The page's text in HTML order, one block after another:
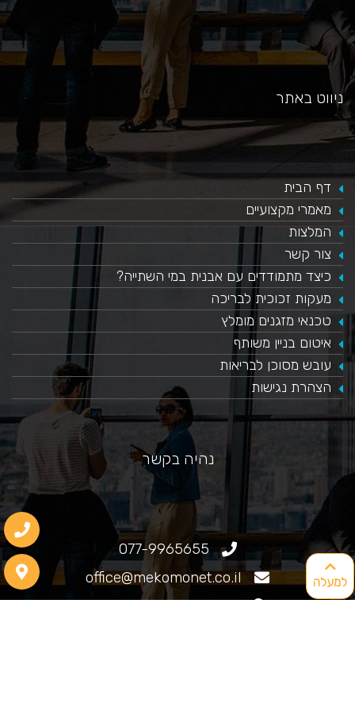
למעלה
ניווט באתר
דף הבית
מאמרי מקצועיים
המלצות
צור קשר
כיצד מתמודדים עם אבנית במי השתייה?
​מעקות זכוכית לבריכה
טכנאי מזגנים מומלץ
איטום בניין משותף
עובש מסוכן לבריאות
הצהרת נגישות
נהיה בקשר
077-9965655
office@mekomonet.co.il
גוליאלמו מרקוני 25, חיפה